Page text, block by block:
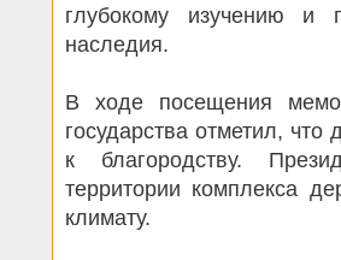
глубокому изучению и
наследия.
В ходе посещения
государства отметил,
к благородству.
территории комплекса
климату.